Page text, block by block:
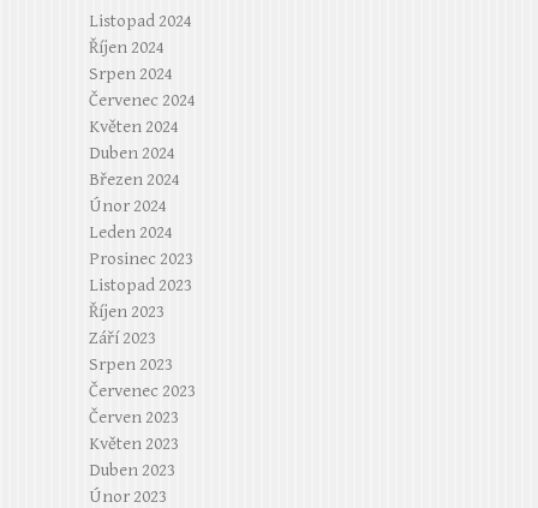
Listopad 2024
Říjen 2024
Srpen 2024
Červenec 2024
Květen 2024
Duben 2024
Březen 2024
Únor 2024
Leden 2024
Prosinec 2023
Listopad 2023
Říjen 2023
Září 2023
Srpen 2023
Červenec 2023
Červen 2023
Květen 2023
Duben 2023
Únor 2023